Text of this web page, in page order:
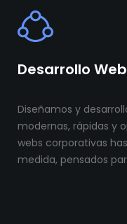
Desarrollo Web
Diseñamos y
modernas, rápidas y
webs corporativas
medida, pensados